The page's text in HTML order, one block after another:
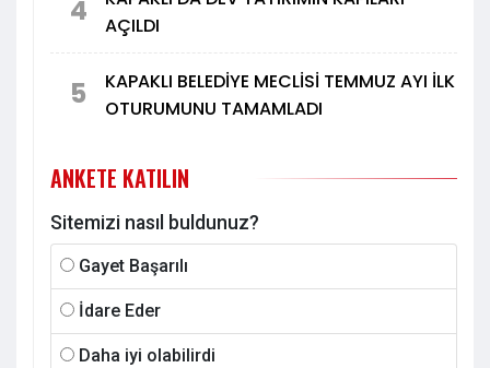
4
AÇILDI
5
KAPAKLI BELEDİYE MECLİSİ TEMMUZ AYI İLK
OTURUMUNU TAMAMLADI
ANKETE KATILIN
Sitemizi nasıl buldunuz?
Gayet Başarılı
İdare Eder
Daha iyi olabilirdi